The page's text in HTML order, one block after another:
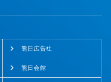
熊日広告社
熊日会館